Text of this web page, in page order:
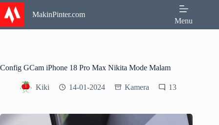
Skip
content
MakinPinter.com
Menu
Config GCam iPhone 18 Pro Max Nikita Mode Malam
Kiki 14-01-2024 Kamera 13